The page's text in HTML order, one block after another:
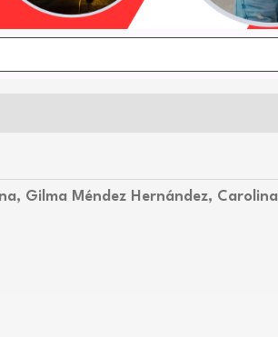
Gilma Méndez Hernández, Carolina